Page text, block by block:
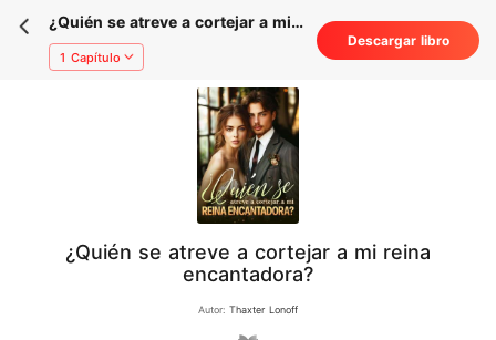
¿Quién se atreve a cortejar a mi
reina encantadora?
1 Capítulo
Descargar libro
¿Quién se atreve a cortejar a mi reina
encantadora?
Autor: Thaxter Lonoff